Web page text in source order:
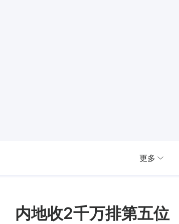
更多
内地收2千万排第五位